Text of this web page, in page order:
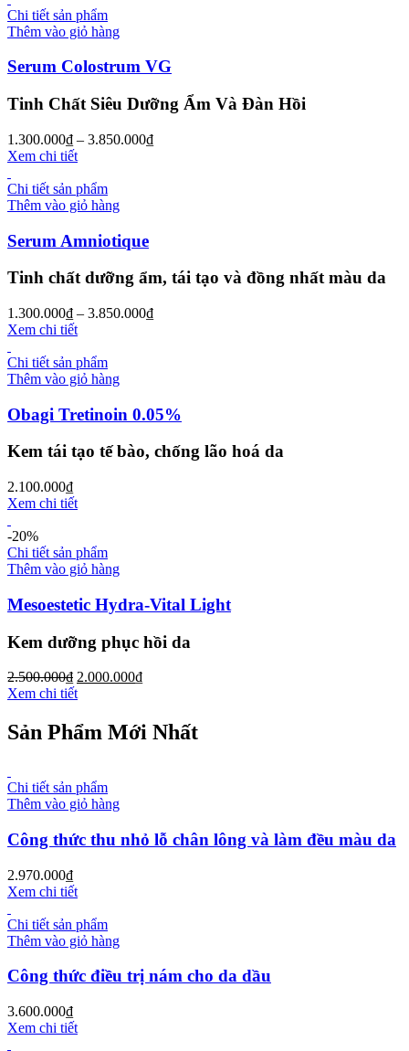
Chi tiết sản phẩm
Thêm vào giỏ hàng
Serum Colostrum VG
Tinh Chất Siêu Dưỡng Ẩm Và Đàn Hồi
1.300.000₫ – 3.850.000₫
Xem chi tiết
Chi tiết sản phẩm
Thêm vào giỏ hàng
Serum Amniotique
Tinh chất dưỡng ẩm, tái tạo và đồng nhất màu da
1.300.000₫ – 3.850.000₫
Xem chi tiết
Chi tiết sản phẩm
Thêm vào giỏ hàng
Obagi Tretinoin 0.05%
Kem tái tạo tế bào, chống lão hoá da
2.100.000₫
Xem chi tiết
-20%
Chi tiết sản phẩm
Thêm vào giỏ hàng
Mesoestetic Hydra-Vital Light
Kem dưỡng phục hồi da
2.500.000₫ 2.000.000₫
Xem chi tiết
Sản Phẩm Mới Nhất
Chi tiết sản phẩm
Thêm vào giỏ hàng
Công thức thu nhỏ lỗ chân lông và làm đều màu da
2.970.000₫
Xem chi tiết
Chi tiết sản phẩm
Thêm vào giỏ hàng
Công thức điều trị nám cho da dầu
3.600.000₫
Xem chi tiết